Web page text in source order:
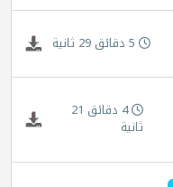
5 دقائق 29 ثانية
4 دقائق 21
ثانية